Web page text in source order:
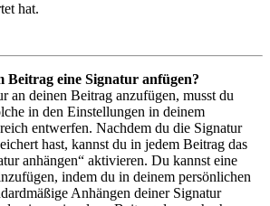
hat.
Beitrag eine Signatur anfügen?
an deinen Beitrag anzufügen, musst du
in den Einstellungen in deinem
entwerfen. Nachdem du die Signatur
hast, kannst du in jedem Beitrag das
anhängen“ aktivieren. Du kannst eine
indem du in deinem persönlichen
Anhängen deiner Signatur